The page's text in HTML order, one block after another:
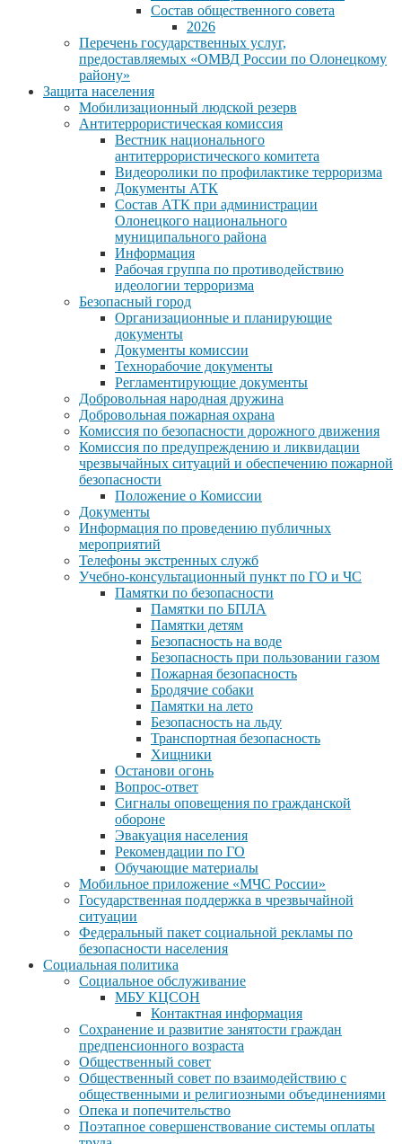
Состав общественного совета
2026
Перечень государственных услуг,
предоставляемых «ОМВД России по Олонецкому
району»
Защита населения
Мобилизационный людской резерв
Антитеррористическая комиссия
Вестник национального
антитеррористического комитета
Видеоролики по профилактике терроризма
Документы АТК
Состав АТК при администрации
Олонецкого национального
муниципального района
Информация
Рабочая группа по противодействию
идеологии терроризма
Безопасный город
Организационные и планирующие
документы
Документы комиссии
Технорабочие документы
Регламентирующие документы
Добровольная народная дружина
Добровольная пожарная охрана
Комиссия по безопасности дорожного движения
Комиссия по предупреждению и ликвидации
чрезвычайных ситуаций и обеспечению пожарной
безопасности
Положение о Комиссии
Документы
Информация по проведению публичных
мероприятий
Телефоны экстренных служб
Учебно-консультационный пункт по ГО и ЧС
Памятки по безопасности
Памятки по БПЛА
Памятки детям
Безопасность на воде
Безопасность при пользовании газом
Пожарная безопасность
Бродячие собаки
Памятки на лето
Безопасность на льду
Транспортная безопасность
Хищники
Останови огонь
Вопрос-ответ
Сигналы оповещения по гражданской
обороне
Эвакуация населения
Рекомендации по ГО
Обучающие материалы
Мобильное приложение «МЧС России»
Государственная поддержка в чрезвычайной
ситуации
Федеральный пакет социальной рекламы по
безопасности населения
Социальная политика
Социальное обслуживание
МБУ КЦСОН
Контактная информация
Сохранение и развитие занятости граждан
предпенсионного возраста
Общественный совет
Общественный совет по взаимодействию с
общественными и религиозными объединениями
Опека и попечительство
Поэтапное совершенствование системы оплаты